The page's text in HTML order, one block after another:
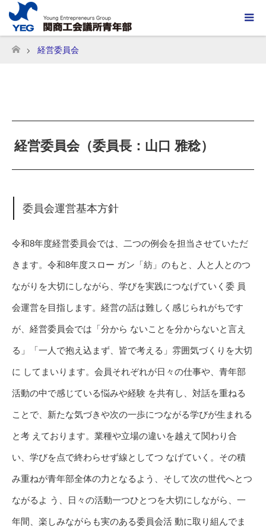
ホーム
経営委員会
経営委員会（委員長：山口 雅稔）
委員会運営基本方針
令和8年度経営委員会では、二つの例会を担当させていただ
きます。令和8年度スロー ガン「紡」のもと、人と人とのつ
ながりを大切にしながら、学びを実践につなげていく委 員
会運営を目指します。経営の話は難しく感じられがちです
が、経営委員会では「分から ないことを分からないと言え
る」「一人で抱え込まず、皆で考える」雰囲気づくりを大切
に してまいります。会員それぞれが日々の仕事や、青年部
活動の中で感じている悩みや経験 を共有し、対話を重ねる
ことで、新たな気づきや次の一歩につながる学びが生まれる
と考 えております。業種や立場の違いを越えて関わり合
い、学びを点で終わらせず線としてつ なげていく。その積
み重ねが青年部全体の力となるよう、そして次の世代へとつ
ながるよ う、日々の活動一つひとつを大切にしながら、一
年間、楽しみながらも実のある委員会活 動に取り組んでま